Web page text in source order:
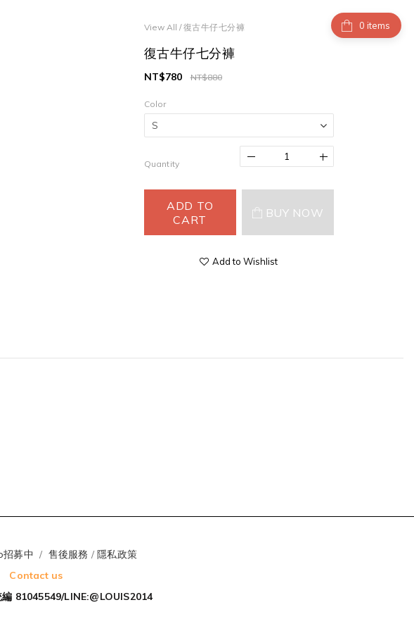
items
View All /復古牛仔七分褲
復古牛仔七分褲
NT$880
NT$780
Color
Quantity
ADD TO
CART
BUY NOW
Add to Wishlist
招募中 / 售後服務 /隱私政策
Contact us
81045549/LINE:@LOUIS2014